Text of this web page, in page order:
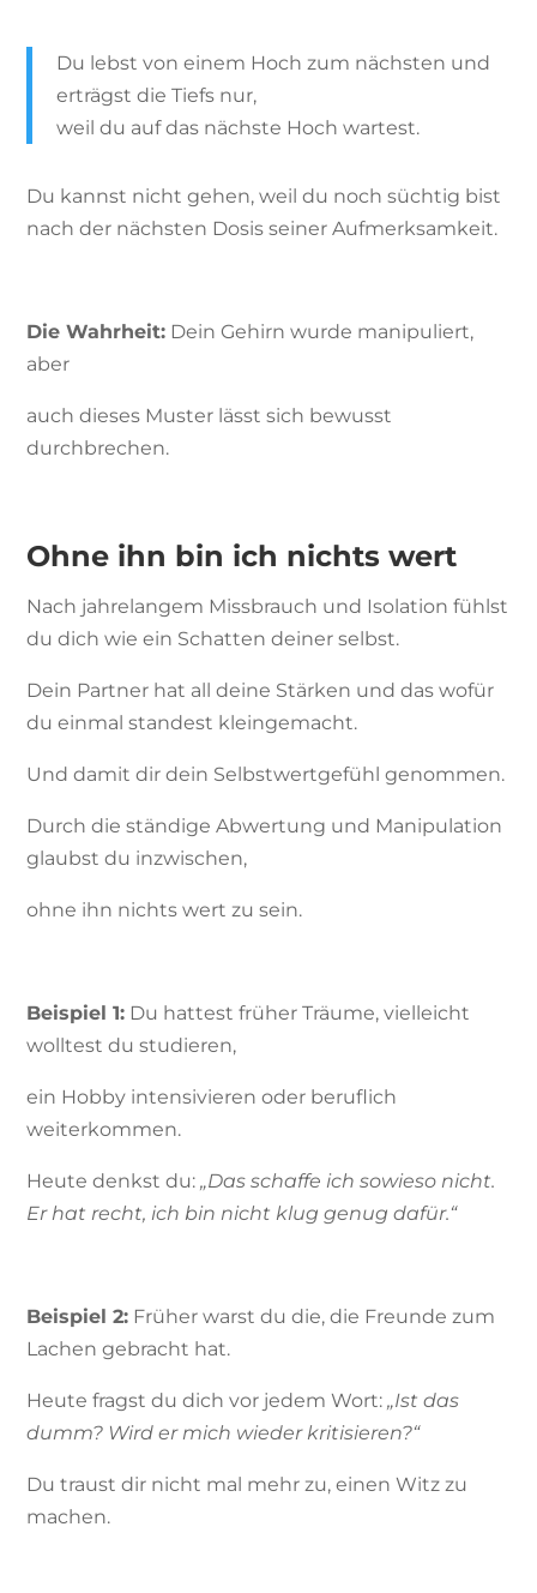
Du lebst von einem Hoch zum nächsten und
erträgst die Tiefs nur,
weil du auf das nächste Hoch wartest.
Du kannst nicht gehen, weil du noch süchtig bist
nach der nächsten Dosis seiner Aufmerksamkeit.
Die Wahrheit: Dein Gehirn wurde manipuliert,
aber
auch dieses Muster lässt sich bewusst
durchbrechen.
Ohne ihn bin ich nichts wert
Nach jahrelangem Missbrauch und Isolation fühlst
du dich wie ein Schatten deiner selbst.
Dein Partner hat all deine Stärken und das wofür
du einmal standest kleingemacht.
Und damit dir dein Selbstwertgefühl genommen.
Durch die ständige Abwertung und Manipulation
glaubst du inzwischen,
ohne ihn nichts wert zu sein.
Beispiel 1: Du hattest früher Träume, vielleicht
wolltest du studieren,
ein Hobby intensivieren oder beruflich
weiterkommen.
Heute denkst du: „Das schaffe ich sowieso nicht.
Er hat recht, ich bin nicht klug genug dafür.“
Beispiel 2: Früher warst du die, die Freunde zum
Lachen gebracht hat.
Heute fragst du dich vor jedem Wort:„Ist das
dumm? Wird er mich wieder kritisieren?“
Du traust dir nicht mal mehr zu, einen Witz zu
machen.